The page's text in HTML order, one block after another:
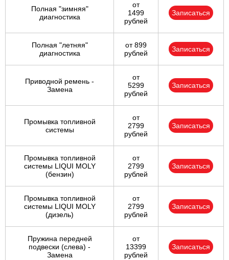
Полная "зимняя"
диагностика
от
1499
рублей
Записаться
Полная "летняя"
диагностика
от 899
рублей
Записаться
Приводной ремень -
Замена
от
5299
рублей
Записаться
Промывка топливной
системы
от
2799
рублей
Записаться
Промывка топливной
системы LIQUI MOLY
(бензин)
от
2799
рублей
Записаться
Промывка топливной
системы LIQUI MOLY
(дизель)
от
2799
рублей
Записаться
Пружина передней
подвески (слева) -
Замена
от
13399
рублей
Записаться